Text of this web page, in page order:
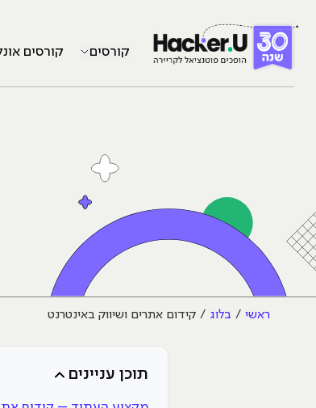
קורסים קורסים
ראשי בלוג קידום אתרים ושיווק באינטרנט
תוכן עניינים